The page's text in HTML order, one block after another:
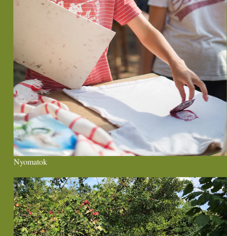
Nyomatok